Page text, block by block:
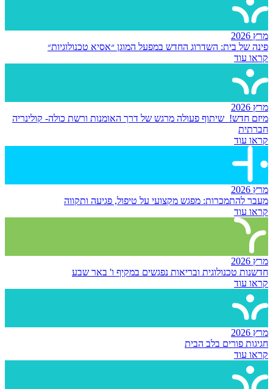
מרץ 2026
פינה של בית: השדרוג החדש במפעל המוגן ״אסיא טכנולוגיות״
קראו עוד
מרץ 2026
מיזם חדש! שיתוף פעולה מרגש של דרך האומנות ורשת כולה- קולינריה
חברתית
קראו עוד
מרץ 2026
מעבר להתמכרות: מפגש מקצועי על טיפול, פגיעה ותקווה
קראו עוד
מרץ 2026
חדשנות טכנולוגית ובריאות נפגשים במקיף ו' באר שבע
קראו עוד
מרץ 2026
חגיגות פורים בלב הבית
קראו עוד